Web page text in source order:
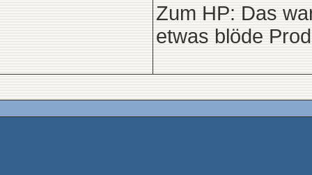
Zum HP: Das
etwas blöde